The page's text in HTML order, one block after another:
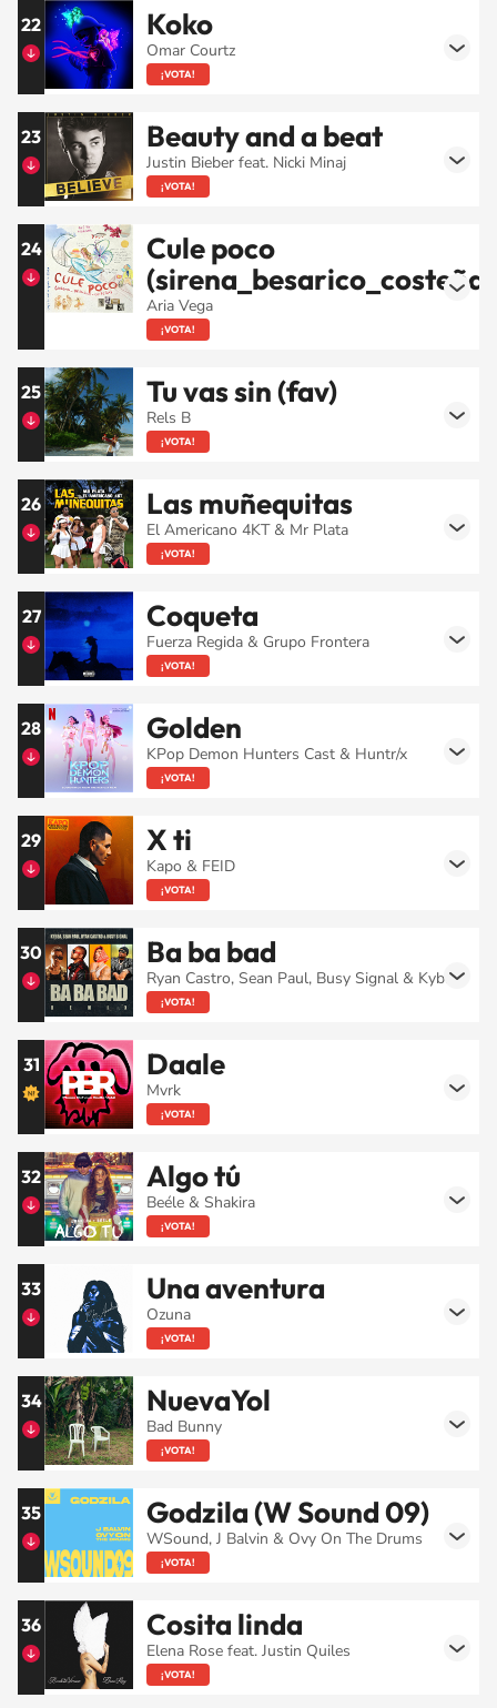
22 Koko
Omar Courtz
¡VOTA!
23 Beauty and a beat
Justin Bieber feat. Nicki Minaj
¡VOTA!
24
Cule poco
(sirena_besarico_costeña)
Aria Vega
¡VOTA!
25 Tu vas sin (fav)
Rels B
¡VOTA!
26 Las muñequitas
El Americano 4KT & Mr Plata
¡VOTA!
27 Coqueta
Fuerza Regida & Grupo Frontera
¡VOTA!
28 Golden
KPop Demon Hunters Cast & Huntr/x
¡VOTA!
29 X ti
Kapo & FEID
¡VOTA!
30 Ba ba bad
Ryan Castro, Sean Paul, Busy Signal & Kybba
¡VOTA!
31 Daale
Mvrk
¡VOTA!
32 Algo tú
Beéle & Shakira
¡VOTA!
33 Una aventura
Ozuna
¡VOTA!
34 NuevaYol
Bad Bunny
¡VOTA!
35 Godzila (W Sound 09)
WSound, J Balvin & Ovy On The Drums
¡VOTA!
36 Cosita linda
Elena Rose feat. Justin Quiles
¡VOTA!